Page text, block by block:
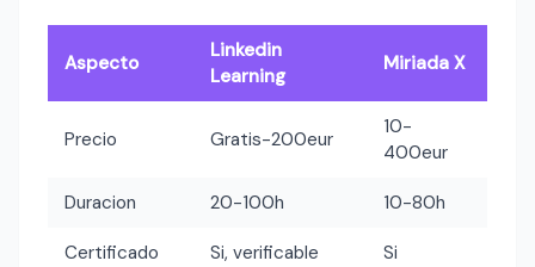
Aspecto
Linkedin
Learning
Miriada X
Precio Gratis-200eur
10-
400eur
Duracion 20-100h 10-80h
Certificado Si, verificable Si